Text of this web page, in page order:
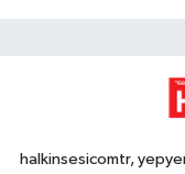
halkinsesicomtr,